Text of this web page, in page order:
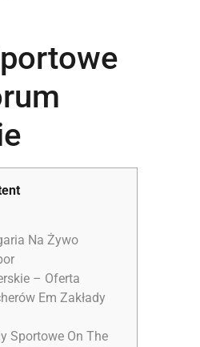
Na Żywo
– Oferta
Em Zakłady
Sportowe On The